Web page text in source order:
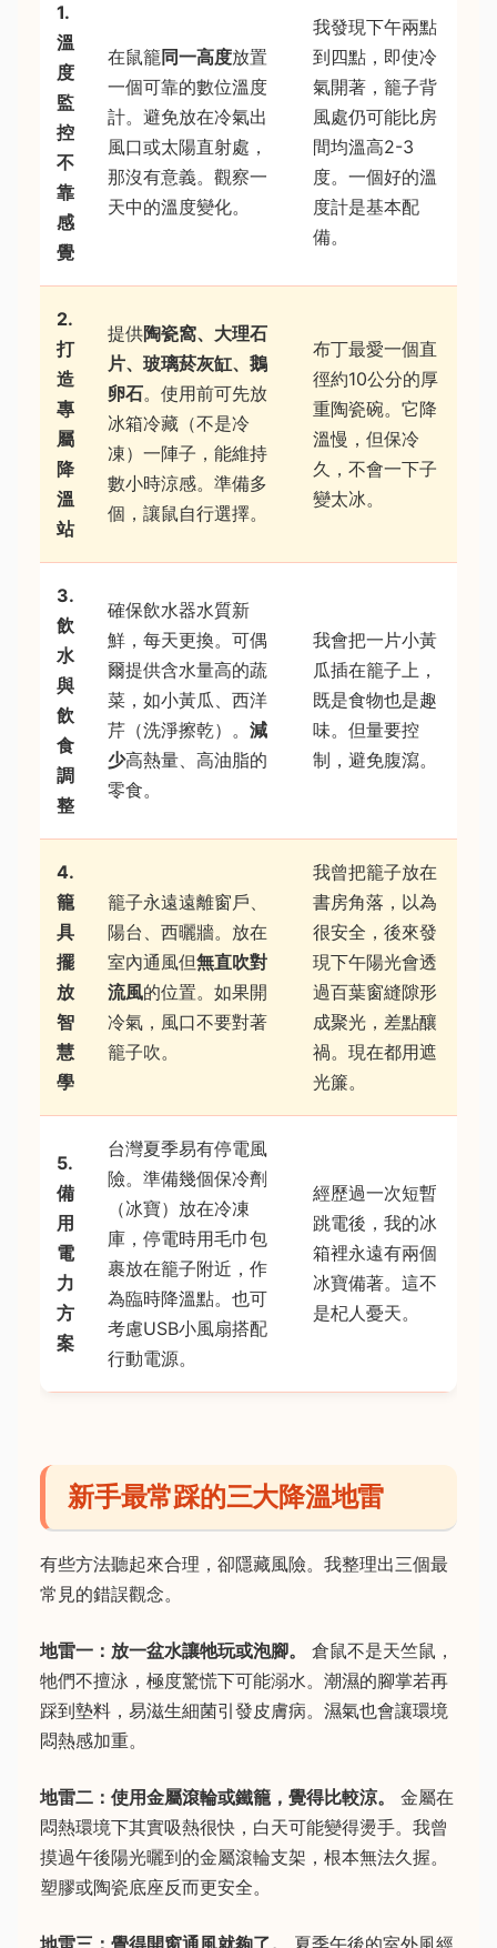
1.
溫
度
監
控
不
靠
感
覺
在鼠籠同一高度放置
一個可靠的數位溫度
計。避免放在冷氣出
風口或太陽直射處，
那沒有意義。觀察一
天中的溫度變化。
我發現下午兩點
到四點，即使冷
氣開著，籠子背
風處仍可能比房
間均溫高2-3
度。一個好的溫
度計是基本配
備。
2.
打
造
專
屬
降
溫
站
提供陶瓷窩、大理石
片、玻璃菸灰缸、鵝
卵石。使用前可先放
冰箱冷藏（不是冷
凍）一陣子，能維持
數小時涼感。準備多
個，讓鼠自行選擇。
布丁最愛一個直
徑約10公分的厚
重陶瓷碗。它降
溫慢，但保冷
久，不會一下子
變太冰。
3.
飲
水
與
飲
食
調
整
確保飲水器水質新
鮮，每天更換。可偶
爾提供含水量高的蔬
菜，如小黃瓜、西洋
芹（洗淨擦乾）。 減
少高熱量、高油脂的
零食。
我會把一片小黃
瓜插在籠子上，
既是食物也是趣
味。但量要控
制，避免腹瀉。
4.
籠
具
擺
放
智
慧
學
籠子永遠遠離窗戶、
陽台、西曬牆。放在
室內通風但無直吹對
流風的位置。如果開
冷氣，風口不要對著
籠子吹。
我曾把籠子放在
書房角落，以為
很安全，後來發
現下午陽光會透
過百葉窗縫隙形
成聚光，差點釀
禍。現在都用遮
光簾。
5.
備
用
電
力
方
案
台灣夏季易有停電風
險。準備幾個保冷劑
（冰寶）放在冷凍
庫，停電時用毛巾包
裹放在籠子附近，作
為臨時降溫點。也可
考慮USB小風扇搭配
行動電源。
經歷過一次短暫
跳電後，我的冰
箱裡永遠有兩個
冰寶備著。這不
是杞人憂天。
新手最常踩的三大降溫地雷
有些方法聽起來合理，卻隱藏風險。我整理出三個最
常見的錯誤觀念。
地雷一：放一盆水讓牠玩或泡腳。
倉鼠不是天竺鼠，
牠們不擅泳，極度驚慌下可能溺水。潮濕的腳掌若再
踩到墊料，易滋生細菌引發皮膚病。濕氣也會讓環境
悶熱感加重。
地雷二：使用金屬滾輪或鐵籠，覺得比較涼。
金屬在
悶熱環境下其實吸熱很快，白天可能變得燙手。我曾
摸過午後陽光曬到的金屬滾輪支架，根本無法久握。
塑膠或陶瓷底座反而更安全。
地雷三：覺得開窗通風就夠了。 夏季午後的室外風經